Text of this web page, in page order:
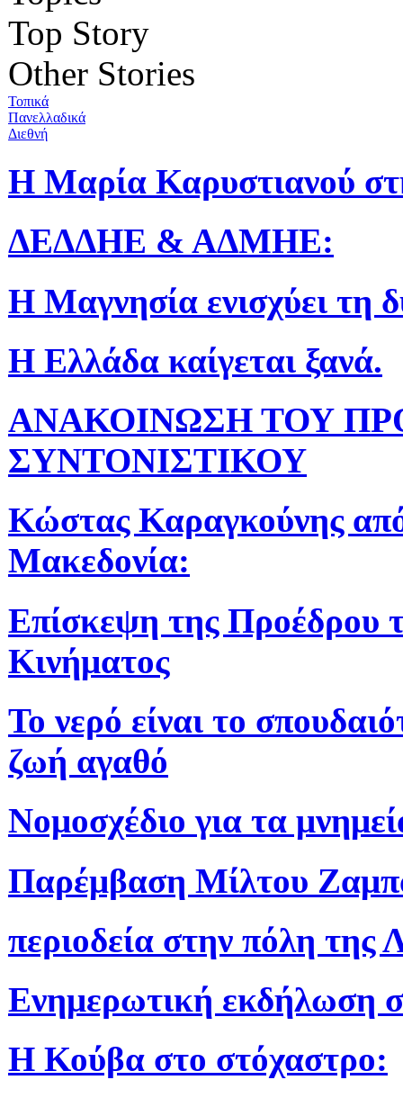
Top Story
Other Stories
Τοπικά
Πανελλαδικά
Διεθνή
Η Μαρία Καρυστιανού
ΔΕΔΔΗΕ & ΑΔΜΗΕ:
Η Μαγνησία ενισχύει τη
Η Ελλάδα καίγεται ξανά.
ΑΝΑΚΟΙΝΩΣΗ ΤΟΥ
ΣΥΝΤΟΝΙΣΤΙΚΟΥ
Κώστας Καραγκούνης
Μακεδονία:
Επίσκεψη της Προέδρου
Κινήματος
Το νερό είναι το
ζωή αγαθό
Νομοσχέδιο για τα
Παρέμβαση Μίλτου
περιοδεία στην πόλη της
Ενημερωτική εκδήλωση
Η Κούβα στο στόχαστρο: